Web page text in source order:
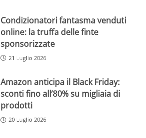
Condizionatori fantasma venduti
online: la truffa delle finte
sponsorizzate
21 Luglio 2026
Amazon anticipa il Black Friday:
sconti fino all’80% su migliaia di
prodotti
20 Luglio 2026